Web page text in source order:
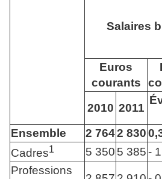
Salaires
Euros
courants
2010 2011
Ensemble
2 7642 830
Cadres1 5 350 5 385-
Professions